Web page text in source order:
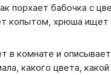
порхает бабочка с
копытом, хрюша
комнате и
какого цвета,